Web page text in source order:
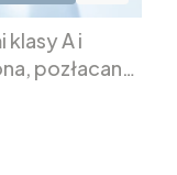
A i
pozłacana,